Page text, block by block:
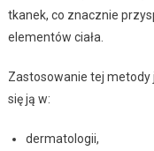
tkanek, co znacznie
elementów ciała.
Zastosowanie tej
się ją w:
dermatologii,